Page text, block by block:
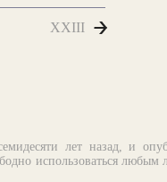
XXIII
лет назад, и
использоваться любым